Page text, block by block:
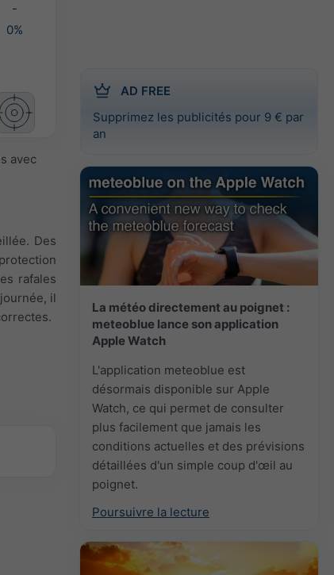
AD FREE
Supprimez les publicités pour 9 € par
an
La météo directement au poignet :
meteoblue lance son application
Apple Watch
L'application meteoblue est
désormais disponible sur Apple
Watch, ce qui permet de consulter
plus facilement que jamais les
conditions actuelles et des prévisions
détaillées d'un simple coup d'œil au
poignet.
Poursuivre la lecture
-
0%
avec
Des
rafales
il